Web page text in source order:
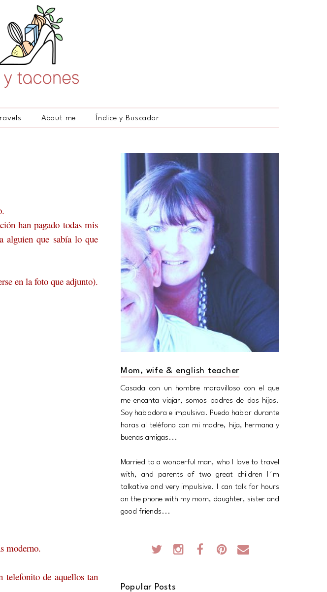
Travels About me Índice y Buscador
han pagado todas mis
alguien que sabía lo que
en la foto que adjunto).
moderno.
telefonito de aquellos tan
Mom, wife & english teacher
Casada con un hombre maravilloso con el que
me encanta viajar, somos padres de dos hijos.
Soy habladora e impulsiva. Puedo hablar durante
horas al teléfono con mi madre, hija, hermana y
buenas amigas...
Married to a wonderful man, who I love to travel
with, and parents of two great children I´m
talkative and very impulsive. I can talk for hours
on the phone with my mom, daughter, sister and
good friends...
Popular Posts